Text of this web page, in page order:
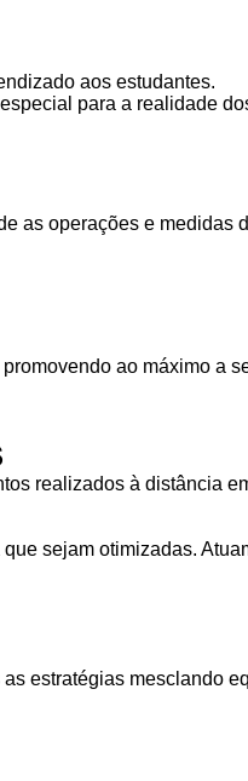
aos estudantes.
para a realidade
as operações e medidas
ao máximo a
realizados à distância
sejam otimizadas.
estratégias mesclando